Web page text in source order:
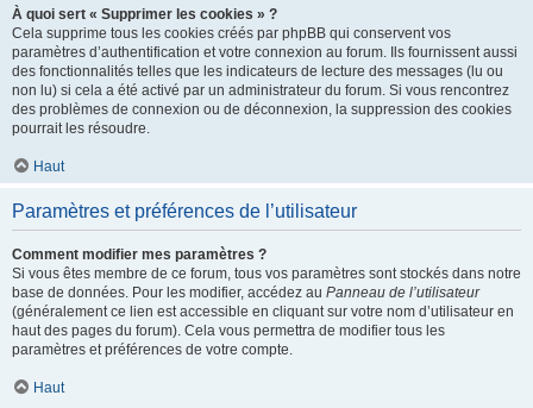
À quoi sert « Supprimer les cookies » ?
Cela supprime tous les cookies créés par phpBB qui conservent vos
paramètres d’authentification et votre connexion au forum. Ils fournissent aussi
des fonctionnalités telles que les indicateurs de lecture des messages (lu ou
non lu) si cela a été activé par un administrateur du forum. Si vous rencontrez
des problèmes de connexion ou de déconnexion, la suppression des cookies
pourrait les résoudre.
Haut
Paramètres et préférences de l’utilisateur
Comment modifier mes paramètres ?
Si vous êtes membre de ce forum, tous vos paramètres sont stockés dans notre
base de données. Pour les modifier, accédez au Panneau de l’utilisateur
(généralement ce lien est accessible en cliquant sur votre nom d’utilisateur en
haut des pages du forum). Cela vous permettra de modifier tous les
paramètres et préférences de votre compte.
Haut